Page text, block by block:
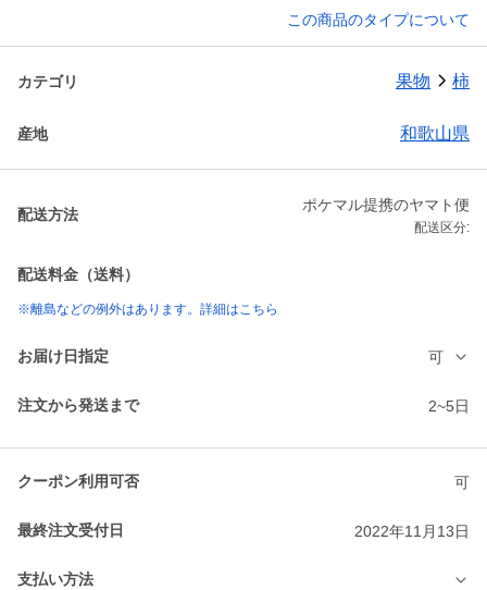
この商品のタイプについて
カテゴリ 果物 柿
産地 和歌山県
配送方法
ポケマル提携のヤマト便
配送区分:
配送料金（送料）
※離島などの例外はあります。詳細はこちら
お届け日指定 可
注文から発送まで 2~5日
クーポン利用可否 可
最終注文受付日 2022年11月13日
支払い方法